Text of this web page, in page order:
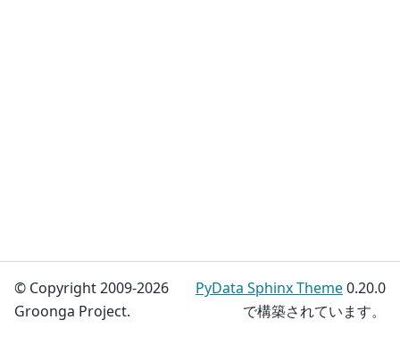
© Copyright 2009-2026
Groonga Project.
PyData Sphinx Theme0.20.0
で構築されています。